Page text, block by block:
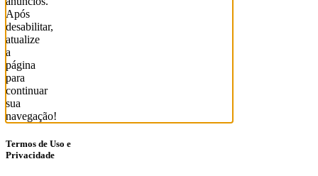
Após
desabilitar,
atualize
a
página
para
continuar
sua
navegação!
Termos de Uso e
Privacidade